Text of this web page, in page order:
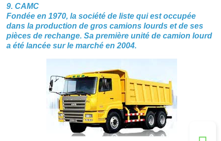
9. CAMC
Fondée en 1970, la société de liste qui est occupée
dans la production de gros camions lourds et de ses
pièces de rechange. Sa première unité de camion lourd
a été lancée sur le marché en 2004.